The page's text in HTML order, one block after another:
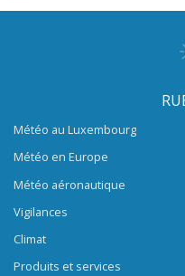
Météo au Luxembourg
Météo en Europe
Météo aéronautique
Vigilances
Climat
Produits et services